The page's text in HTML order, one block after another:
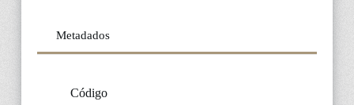
Metadados
Código